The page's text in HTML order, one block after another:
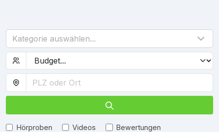
Kategorie auswählen...
Hörproben Videos Bewertungen